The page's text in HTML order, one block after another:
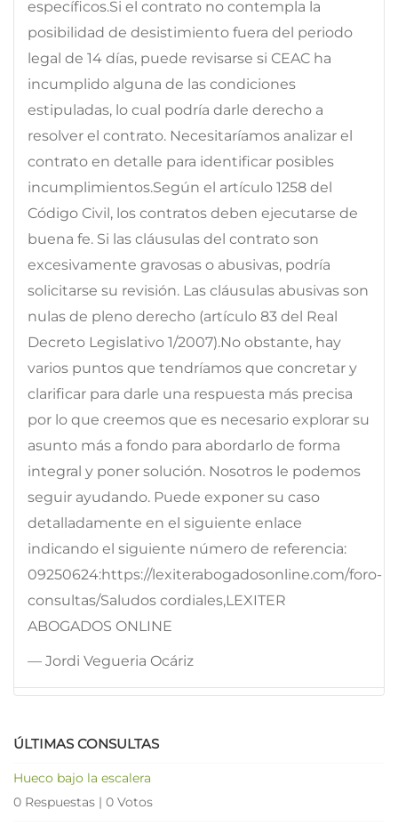
específicos.Si el contrato no contempla la
posibilidad de desistimiento fuera del periodo
legal de 14 días, puede revisarse si CEAC ha
incumplido alguna de las condiciones
estipuladas, lo cual podría darle derecho a
resolver el contrato. Necesitaríamos analizar el
contrato en detalle para identificar posibles
incumplimientos.Según el artículo 1258 del
Código Civil, los contratos deben ejecutarse de
buena fe. Si las cláusulas del contrato son
excesivamente gravosas o abusivas, podría
solicitarse su revisión. Las cláusulas abusivas son
nulas de pleno derecho (artículo 83 del Real
Decreto Legislativo 1/2007).No obstante, hay
varios puntos que tendríamos que concretar y
clarificar para darle una respuesta más precisa
por lo que creemos que es necesario explorar su
asunto más a fondo para abordarlo de forma
integral y poner solución. Nosotros le podemos
seguir ayudando. Puede exponer su caso
detalladamente en el siguiente enlace
indicando el siguiente número de referencia:
09250624:https://lexiterabogadosonline.com/foro-
consultas/Saludos cordiales,LEXITER
ABOGADOS ONLINE
— Jordi Vegueria Ocáriz
ÚLTIMAS CONSULTAS
Hueco bajo la escalera
0 Respuestas | 0 Votos